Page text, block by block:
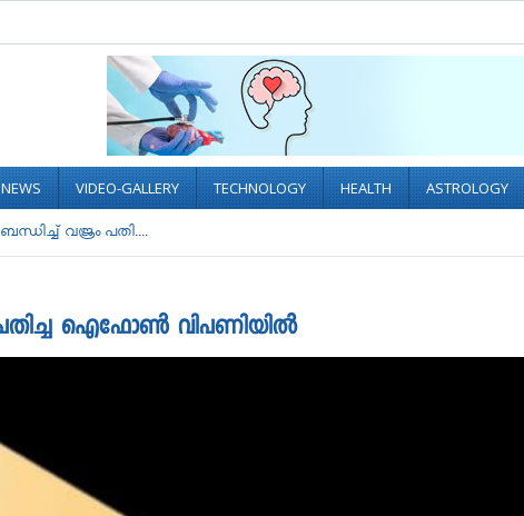
VIDEO-GALLERY TECHNOLOGY HEALTH ASTROLOGY
വജ്രം പതി....
ഐഫോണ്‍ വിപണിയിൽ